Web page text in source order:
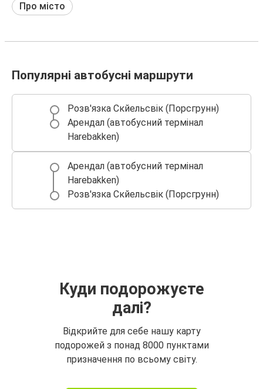
Про місто
Популярні автобусні маршрути
Розв'язка Скйельсвік (Порсгрунн)
Арендал (автобусний термінал
Harebakken)
Арендал (автобусний термінал
Harebakken)
Розв'язка Скйельсвік (Порсгрунн)
Куди подорожуєте
далі?
Відкрийте для себе нашу карту
подорожей з понад 8000 пунктами
призначення по всьому світу.